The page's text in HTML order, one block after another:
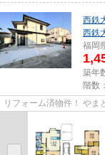
西鉄
西鉄
福岡
築年
階数
リフォーム済物件！ やま